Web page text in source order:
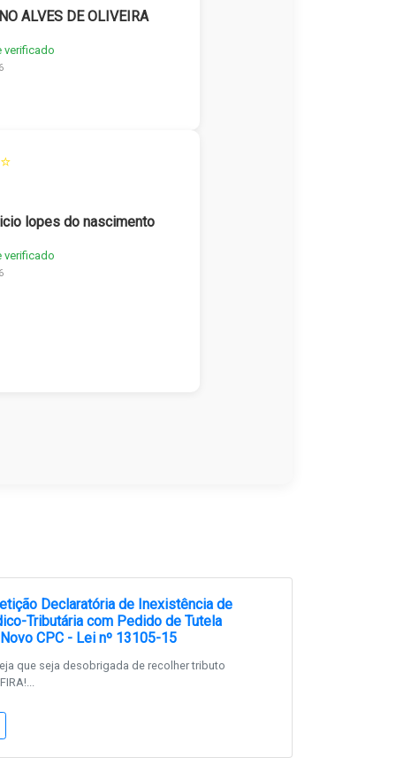
ALVES DE OLIVEIRA
verificado
lopes do nascimento
verificado
Declaratória de Inexistência de
Tributária com Pedido de Tutela
CPC - Lei nº 13105-15
que seja desobrigada de recolher tributo